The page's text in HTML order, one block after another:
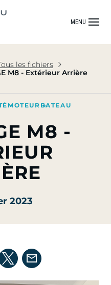
MENU
les fichiers
M8 - Extérieur Arrière
MOTEUR BATEAU
M8 -
2023